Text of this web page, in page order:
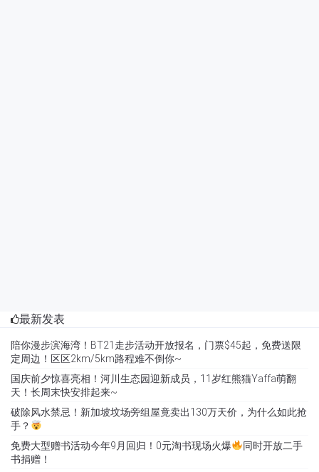
最新发表
陪你漫步滨海湾！BT21走步活动开放报名，门票$45起，免费送限
定周边！区区2km/5km路程难不倒你~
国庆前夕惊喜亮相！河川生态园迎新成员，11岁红熊猫Yaffa萌翻
天！长周末快安排起来~
破除风水禁忌！新加坡坟场旁组屋竟卖出130万天价，为什么如此抢
手？
免费大型赠书活动今年9月回归！0元淘书现场火爆
同时开放二手
书捐赠！